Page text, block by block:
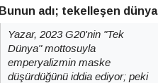
Bunun adı; tekelleşen dünya
Yazar, 2023 G20'nin "Tek
Dünya" mottosuyla
emperyalizmin maske
düşürdüğünü iddia ediyor; peki